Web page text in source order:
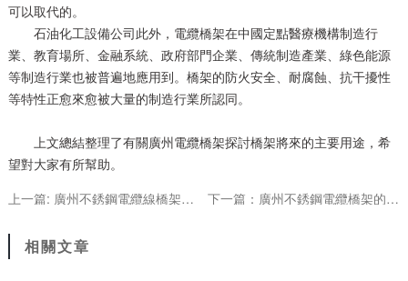
可以取代的。
石油化工設備公司此外，電纜橋架在中國定點醫療機構制造行
業、教育場所、金融系統、政府部門企業、傳統制造產業、綠色能源
等制造行業也被普遍地應用到。橋架的防火安全、耐腐蝕、抗干擾性
等特性正愈來愈被大量的制造行業所認同。
上文總結整理了有關廣州電纜橋架探討橋架將來的主要用途，希
望對大家有所幫助。
上一篇: 廣州不銹鋼電纜線橋架的幾類普遍安裝方式
下一篇：廣州不銹鋼電纜橋架的材質差異
相關文章